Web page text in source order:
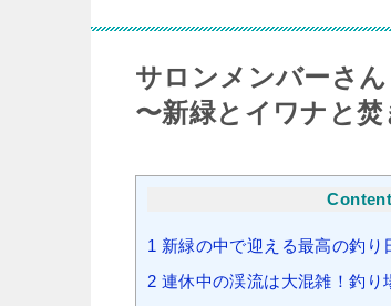
サロンメンバーさ
〜新緑とイワナと
1 新緑の中で迎える最高の釣り
2 連休中の渓流は大混雑！釣り